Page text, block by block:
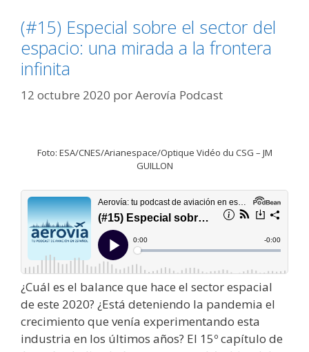
(#15) Especial sobre el sector del
espacio: una mirada a la frontera
infinita
12 octubre 2020 porAerovía Podcast
Foto: ESA/CNES/Arianespace/Optique Vidéo du CSG – JM
GUILLON
¿Cuál es el balance que hace el sector espacial
de este 2020? ¿Está deteniendo la pandemia el
crecimiento que venía experimentando esta
industria en los últimos años? El 15º capítulo de